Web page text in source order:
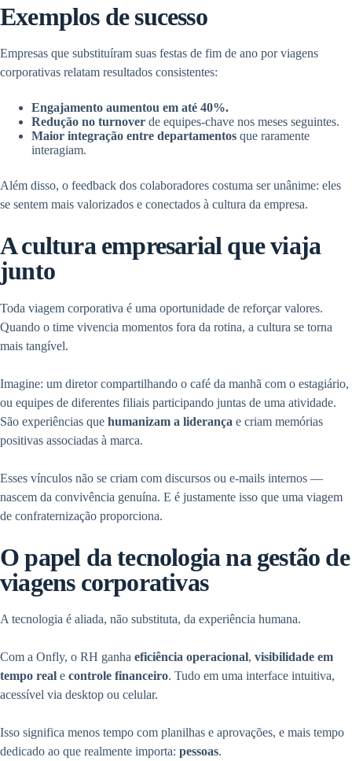
Exemplos de sucesso
Empresas que substituíram suas festas de fim de ano por viagens
corporativas relatam resultados consistentes:
Engajamento aumentou em até 40%.
Redução no turnover de equipes-chave nos meses seguintes.
Maior integração entre departamentos que raramente
interagiam.
Além disso, o feedback dos colaboradores costuma ser unânime: eles
se sentem mais valorizados e conectados à cultura da empresa.
A cultura empresarial que viaja
junto
Toda viagem corporativa é uma oportunidade de reforçar valores.
Quando o time vivencia momentos fora da rotina, a cultura se torna
mais tangível.
Imagine: um diretor compartilhando o café da manhã com o estagiário,
ou equipes de diferentes filiais participando juntas de uma atividade.
São experiências que humanizam a liderança e criam memórias
positivas associadas à marca.
Esses vínculos não se criam com discursos ou e-mails internos —
nascem da convivência genuína. E é justamente isso que uma viagem
de confraternização proporciona.
O papel da tecnologia na gestão de
viagens corporativas
A tecnologia é aliada, não substituta, da experiência humana.
Com a Onfly, o RH ganha eficiência operacional, visibilidade em
tempo real e controle financeiro. Tudo em uma interface intuitiva,
acessível via desktop ou celular.
Isso significa menos tempo com planilhas e aprovações, e mais tempo
dedicado ao que realmente importa: pessoas.